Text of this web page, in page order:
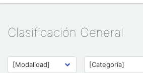
Clasificación General